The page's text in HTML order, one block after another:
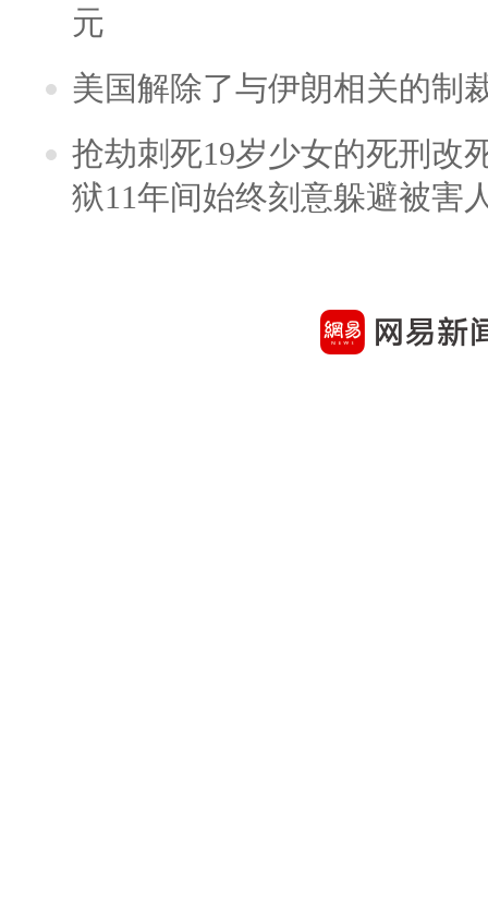
元
美国解除了与伊朗相关的制
抢劫刺死19岁少女的死刑改
狱11年间始终刻意躲避被害